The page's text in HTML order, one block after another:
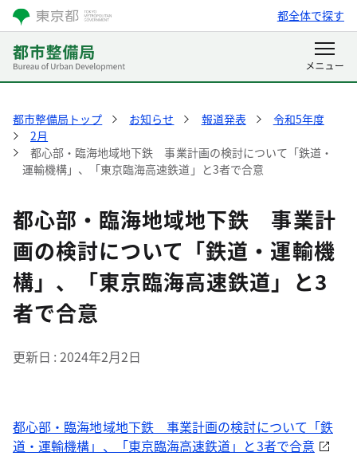
都全体で探す
都市整備局トップ お知らせ 報道発表
令和5年度
2月
都心部・臨海地域地下鉄 事業計画の検討について「鉄道・
運輸機構」、「東京臨海高速鉄道」と3者で合意
都心部・臨海地域地下鉄 事業計
画の検討について「鉄道・運輸機
構」、「東京臨海高速鉄道」と3
者で合意
更新日 2024年2月2日
都心部・臨海地域地下鉄 事業計画の検討について「鉄
道・運輸機構」、「東京臨海高速鉄道」と3者で合意